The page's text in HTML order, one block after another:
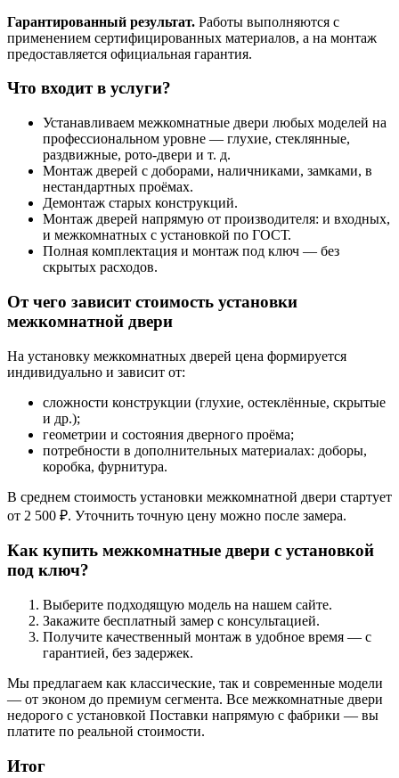
Гарантированный результат. Работы выполняются с
применением сертифицированных материалов, а на монтаж
предоставляется официальная гарантия.
Что входит в услуги?
Устанавливаем межкомнатные двери любых моделей на
профессиональном уровне — глухие, стеклянные,
раздвижные, рото-двери и т. д.
Монтаж дверей с доборами, наличниками, замками, в
нестандартных проёмах.
Демонтаж старых конструкций.
Монтаж дверей напрямую от производителя: и входных,
и межкомнатных с установкой по ГОСТ.
Полная комплектация и монтаж под ключ — без
скрытых расходов.
От чего зависит стоимость установки
межкомнатной двери
На установку межкомнатных дверей цена формируется
индивидуально и зависит от:
сложности конструкции (глухие, остеклённые, скрытые
и др.);
геометрии и состояния дверного проёма;
потребности в дополнительных материалах: доборы,
коробка, фурнитура.
В среднем стоимость установки межкомнатной двери стартует
от 2 500 ₽. Уточнить точную цену можно после замера.
Как купить межкомнатные двери с установкой
под ключ?
Выберите подходящую модель на нашем сайте.
Закажите бесплатный замер с консультацией.
Получите качественный монтаж в удобное время — с
гарантией, без задержек.
Мы предлагаем как классические, так и современные модели
— от эконом до премиум сегмента. Все межкомнатные двери
недорого с установкой Поставки напрямую с фабрики — вы
платите по реальной стоимости.
Итог